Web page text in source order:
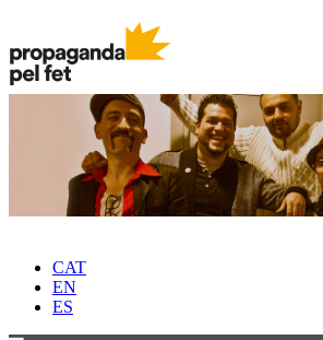
CAT
EN
ES